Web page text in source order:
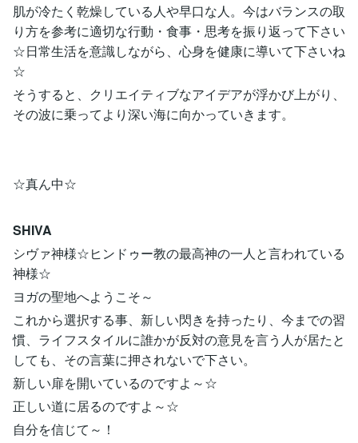
肌が冷たく乾燥している人や早口な人。今はバランスの取
り方を参考に適切な行動・食事・思考を振り返って下さい
☆日常生活を意識しながら、心身を健康に導いて下さいね
☆
そうすると、クリエイティブなアイデアが浮かび上がり、
その波に乗ってより深い海に向かっていきます。
☆真ん中☆
SHIVA
シヴァ神様☆ヒンドゥー教の最高神の一人と言われている
神様☆
ヨガの聖地へようこそ～
これから選択する事、新しい閃きを持ったり、今までの習
慣、ライフスタイルに誰かが反対の意見を言う人が居たと
しても、その言葉に押されないで下さい。
新しい扉を開いているのですよ～☆
正しい道に居るのですよ～☆
自分を信じて～！